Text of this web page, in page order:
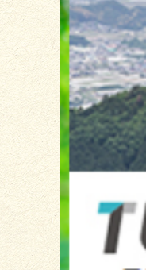
枚
目
の
ス
ラ
イ
ド